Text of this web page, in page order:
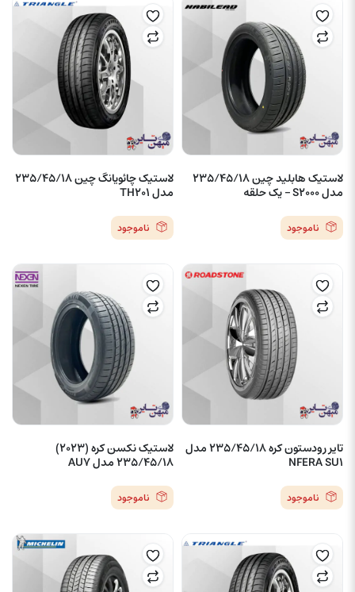
لاستیک هابلید چین 235/45/18
مدل S2000 – یک حلقه
ناموجود
لاستیک چائویانگ چین 235/45/18
مدل TH201
ناموجود
تایر رودستون کره 235/45/18 مدل
NFERA SU1
ناموجود
لاستیک نکسن کره (2023)
235/45/18 مدل AU7
ناموجود